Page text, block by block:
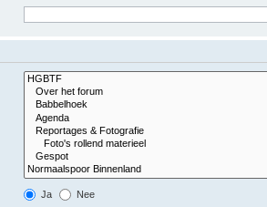
Ja Nee